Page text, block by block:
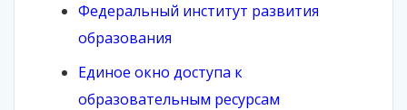
Федеральный институт развития
образования
Единое окно доступа к
образовательным ресурсам